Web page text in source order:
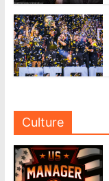
Culture